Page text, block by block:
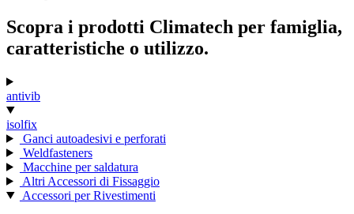
IT
Scopra i prodotti Climatech per famiglia,
caratteristiche o utilizzo.
antivib
isolfix
Ganci autoadesivi e perforati
Weldfasteners
Macchine per saldatura
Altri Accessori di Fissaggio
Accessori per Rivestimenti